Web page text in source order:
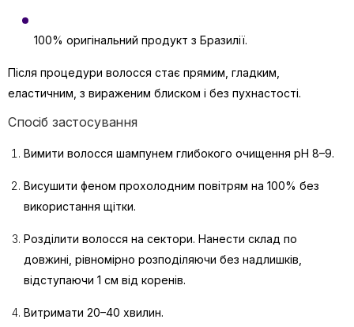
100% оригінальний продукт з Бразилії.
Після процедури волосся стає прямим, гладким,
еластичним, з вираженим блиском і без пухнастості.
Спосіб застосування
Вимити волосся шампунем глибокого очищення pH 8–9.
Висушити феном прохолодним повітрям на 100% без
використання щітки.
Розділити волосся на сектори. Нанести склад по
довжині, рівномірно розподіляючи без надлишків,
відступаючи 1 см від коренів.
Витримати 20–40 хвилин.